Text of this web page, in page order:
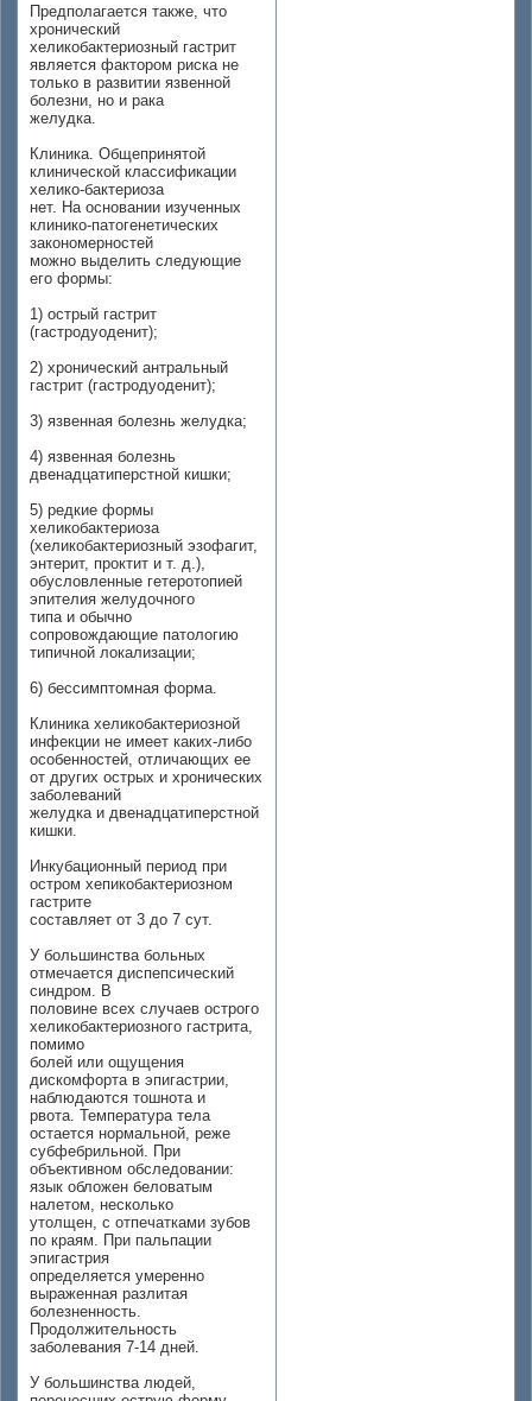
Предполагается также, что
хронический
хеликобактериозный гастрит
является фактором риска не
только в развитии язвенной
болезни, но и рака
желудка.
Клиника. Общепринятой
клинической классификации
хелико-бактериоза
нет. На основании изученных
клинико-патогенетических
закономерностей
можно выделить следующие
его формы:
1) острый гастрит
(гастродуоденит);
2) хронический антральный
гастрит (гастродуоденит);
3) язвенная болезнь желудка;
4) язвенная болезнь
двенадцатиперстной кишки;
5) редкие формы
хеликобактериоза
(хеликобактериозный эзофагит,
энтерит, проктит и т. д.),
обусловленные гетеротопией
эпителия желудочного
типа и обычно
сопровождающие патологию
типичной локализации;
6) бессимптомная форма.
Клиника хеликобактериозной
инфекции не имеет каких-либо
особенностей, отличающих ее
от других острых и хронических
заболеваний
желудка и двенадцатиперстной
кишки.
Инкубационный период при
остром хепикобактериозном
гастрите
составляет от 3 до 7 сут.
У большинства больных
отмечается диспепсический
синдром. В
половине всех случаев острого
хеликобактериозного гастрита,
помимо
болей или ощущения
дискомфорта в эпигастрии,
наблюдаются тошнота и
рвота. Температура тела
остается нормальной, реже
субфебрильной. При
объективном обследовании:
язык обложен беловатым
налетом, несколько
утолщен, с отпечатками зубов
по краям. При пальпации
эпигастрия
определяется умеренно
выраженная разлитая
болезненность.
Продолжительность
заболевания 7-14 дней.
У большинства людей,